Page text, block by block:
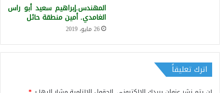
المهندس.إبراهيم سعيد أبو راس
الغامدي. أمين منطقة حائل
26 مايو، 2019
اترك تعليقاً